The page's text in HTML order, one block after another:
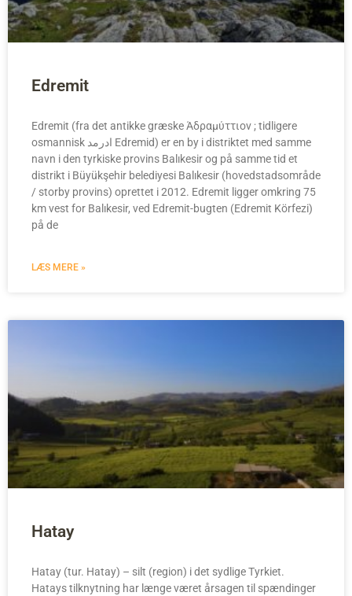
Edremit
Edremit (fra det antikke græske Άδραμύττιον ; tidligere
osmannisk ادرمد Edremid) er en by i distriktet med samme
navn i den tyrkiske provins Balıkesir og på samme tid et
distrikt i Büyükşehir belediyesi Balıkesir (hovedstadsområde
/ storby provins) oprettet i 2012. Edremit ligger omkring 75
km vest for Balıkesir, ved Edremit-bugten (Edremit Körfezi)
på de
LÆS MERE »
Hatay
Hatay (tur. Hatay) – silt (region) i det sydlige Tyrkiet.
Hatays tilknytning har længe været årsagen til spændinger